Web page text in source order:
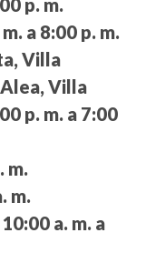
p. m.
a 8:00 p. m.
Villa
Villa
p. m. a 7:00
m.
m.
10:00 a. m. a